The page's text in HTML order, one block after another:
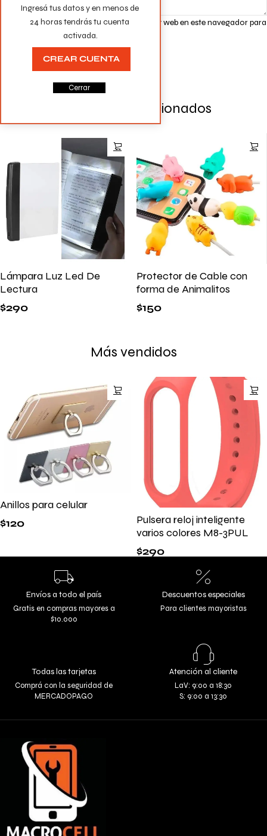
Guarda mi nombre, correo electrónico y web en este navegador para
la próxima vez que comente.
Productos Relacionados
Lámpara Luz Led De
Lectura
$290
Protector de Cable con
forma de Animalitos
$150
Más vendidos
Anillos para celular
$120
Pulsera reloj inteligente
varios colores M8-3PUL
$290
Envíos a todo el país
Gratis en compras mayores a
$10.000
Descuentos especiales
Para clientes mayoristas
Todas las tarjetas
Comprá con la seguridad de
MERCADOPAGO
Atención al cliente
LaV: 9:00 a 18:30
S: 9:00 a 13:30
Ingresá tus datos y en menos de
24 horas tendrás tu cuenta
activada.
CREAR CUENTA
Cerrar